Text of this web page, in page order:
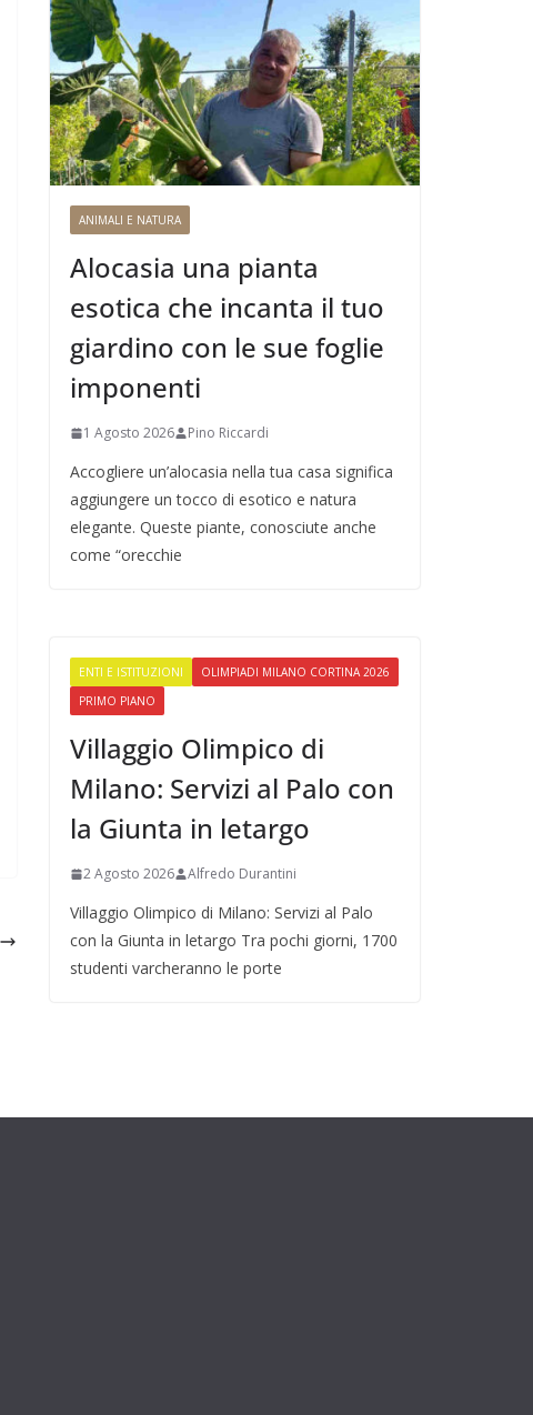
ANIMALI E NATURA
Alocasia una pianta
esotica che incanta il tuo
giardino con le sue foglie
imponenti
1 Agosto 2026 Pino Riccardi
Accogliere un’alocasia nella tua casa significa
aggiungere un tocco di esotico e natura
elegante. Queste piante, conosciute anche
come “orecchie
ENTI E ISTITUZIONI
OLIMPIADI MILANO CORTINA 2026
PRIMO PIANO
Villaggio Olimpico di
Milano: Servizi al Palo con
la Giunta in letargo
2 Agosto 2026 Alfredo Durantini
Villaggio Olimpico di Milano: Servizi al Palo
con la Giunta in letargo Tra pochi giorni, 1700
studenti varcheranno le porte